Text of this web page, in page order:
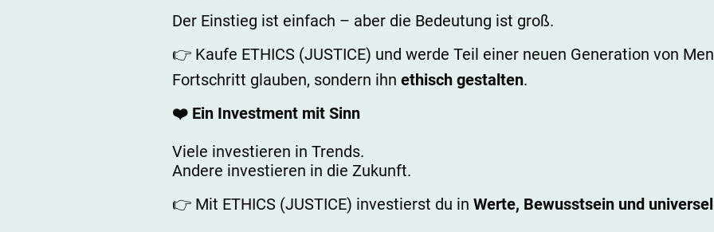
Der Einstieg ist einfach – aber die Bedeutung ist groß.
👉 Kaufe ETHICS (JUSTICE) und werde Teil einer neuen Generation von
Fortschritt glauben, sondern ihn ethisch gestalten.
❤️ Ein Investment mit Sinn
Viele investieren in Trends.
Andere investieren in die Zukunft.
👉 Mit ETHICS (JUSTICE) investierst du in Werte, Bewusstsein und